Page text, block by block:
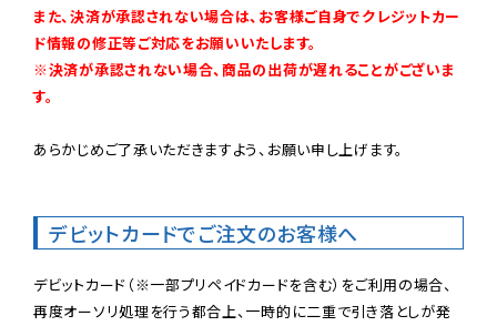
また、決済が承認されない場合は、お客様ご自身でクレジットカー
ド情報の修正等ご対応をお願いいたします。
※決済が承認されない場合、商品の出荷が遅れることがございま
す。
あらかじめご了承いただきますよう、お願い申し上げます。
デビットカードでご注文のお客様へ
デビットカード（※一部プリペイドカードを含む）をご利用の場合、
再度オーソリ処理を行う都合上、一時的に二重で引き落としが発